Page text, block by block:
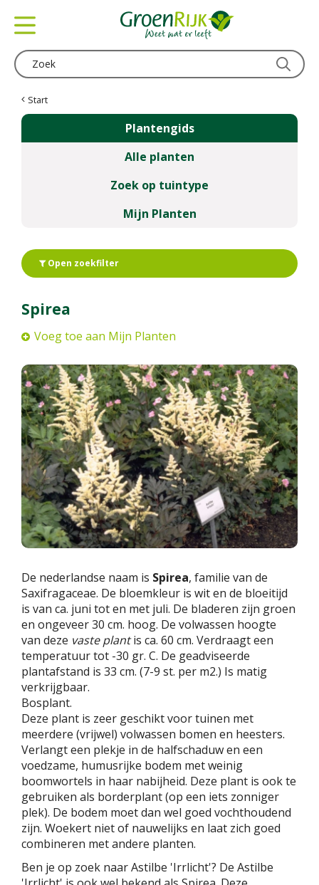
Start
Plantengids
Alle planten
Zoek op tuintype
Mijn Planten
Open zoekfilter
Spirea
Voeg toe aan Mijn Planten
De nederlandse naam is Spirea, familie van de
Saxifragaceae. De bloemkleur is wit en de bloeitijd
is van ca. juni tot en met juli. De bladeren zijn groen
en ongeveer 30 cm. hoog. De volwassen hoogte
van deze vaste plantis ca. 60 cm. Verdraagt een
temperatuur tot -30 gr. C. De geadviseerde
plantafstand is 33 cm. (7-9 st. per m2.) Is matig
verkrijgbaar.
Bosplant.
Deze plant is zeer geschikt voor tuinen met
meerdere (vrijwel) volwassen bomen en heesters.
Verlangt een plekje in de halfschaduw en een
voedzame, humusrijke bodem met weinig
boomwortels in haar nabijheid. Deze plant is ook te
gebruiken als borderplant (op een iets zonniger
plek). De bodem moet dan wel goed vochthoudend
zijn. Woekert niet of nauwelijks en laat zich goed
combineren met andere planten.
Ben je op zoek naar Astilbe 'Irrlicht'? De Astilbe